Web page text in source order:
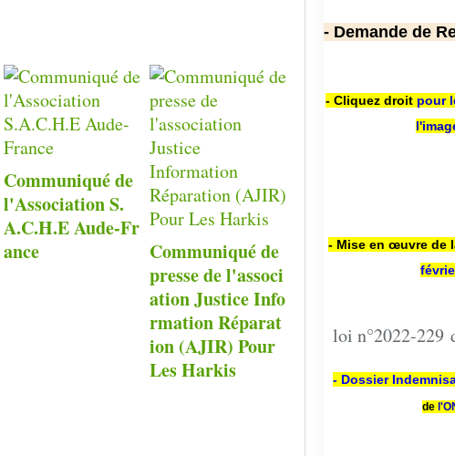
Communiqué de
l'Association S.
A.C.H.E Aude-Fr
ance
Communiqué de
presse de l'associ
ation Justice Info
rmation Réparat
ion (AJIR) Pour
Les Harkis
- Demande de
- Cliquez droit pour
- Mise en œuvre de
loi n°2022-229
- Dossier
de